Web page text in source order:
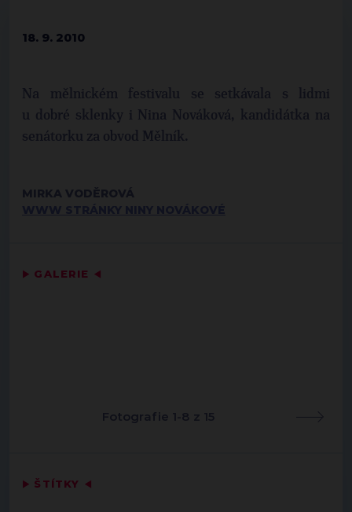
18. 9. 2010
Na mělnickém festivalu se setkávala s lidmi
u dobré sklenky i Nina Nováková, kandidátka na
senátorku za obvod Mělník.
MIRKA VODĚROVÁ
▶ GALERIE ◀
Fotografie 1-8 z 15
▶ ŠTÍTKY ◀